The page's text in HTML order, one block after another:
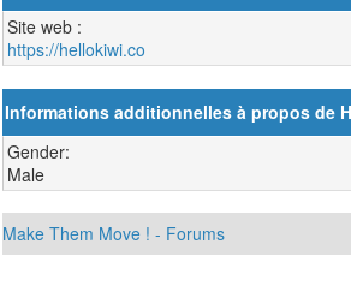
Site web :
https://hellokiwi.co
Informations additionnelles à propos de
Gender:
Male
Make Them Move ! - Forums